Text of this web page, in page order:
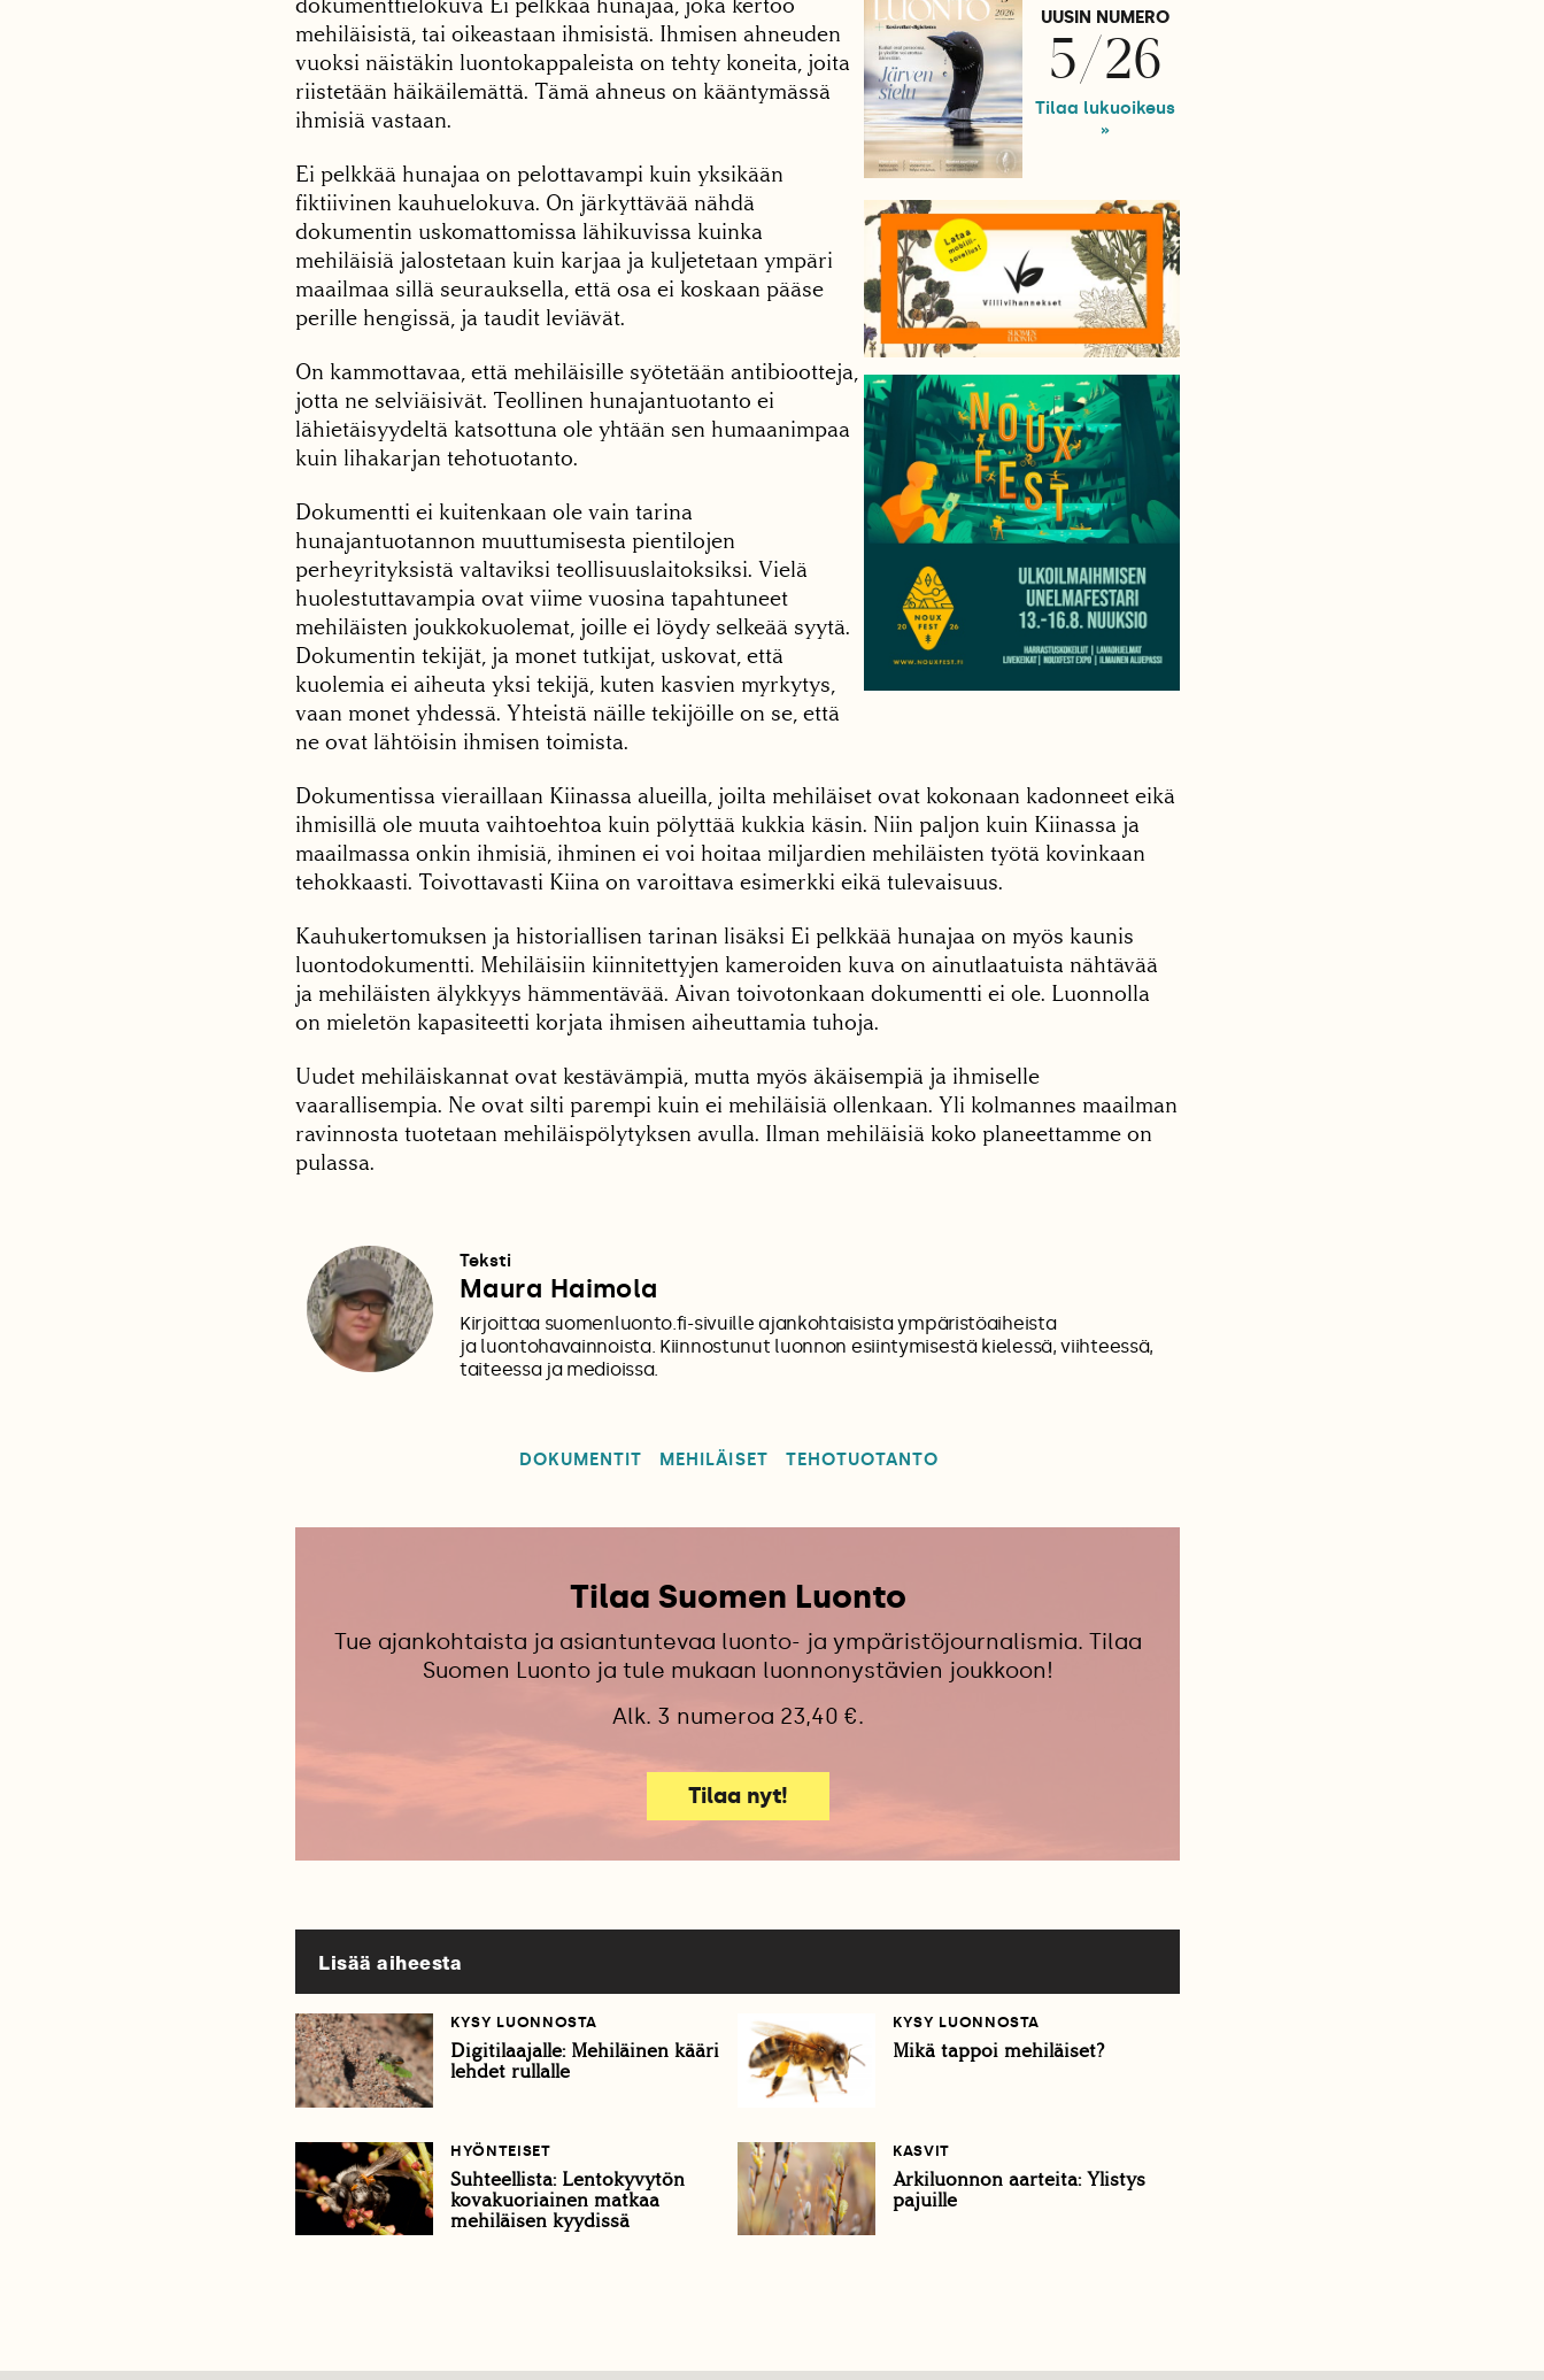
UUSIN NUMERO
5/26
Tilaa lukuoikeus
»
dokumenttielokuva Ei pelkkää hunajaa, joka kertoo
mehiläisistä, tai oikeastaan ihmisistä. Ihmisen ahneuden
vuoksi näistäkin luontokappaleista on tehty koneita, joita
riistetään häikäilemättä. Tämä ahneus on kääntymässä
ihmisiä vastaan.
Ei pelkkää hunajaa on pelottavampi kuin yksikään
fiktiivinen kauhuelokuva. On järkyttävää nähdä
dokumentin uskomattomissa lähikuvissa kuinka
mehiläisiä jalostetaan kuin karjaa ja kuljetetaan ympäri
maailmaa sillä seurauksella, että osa ei koskaan pääse
perille hengissä, ja taudit leviävät.
On kammottavaa, että mehiläisille syötetään antibiootteja,
jotta ne selviäisivät. Teollinen hunajantuotanto ei
lähietäisyydeltä katsottuna ole yhtään sen humaanimpaa
kuin lihakarjan tehotuotanto.
Dokumentti ei kuitenkaan ole vain tarina
hunajantuotannon muuttumisesta pientilojen
perheyrityksistä valtaviksi teollisuuslaitoksiksi. Vielä
huolestuttavampia ovat viime vuosina tapahtuneet
mehiläisten joukkokuolemat, joille ei löydy selkeää syytä.
Dokumentin tekijät, ja monet tutkijat, uskovat, että
kuolemia ei aiheuta yksi tekijä, kuten kasvien myrkytys,
vaan monet yhdessä. Yhteistä näille tekijöille on se, että
ne ovat lähtöisin ihmisen toimista.
Dokumentissa vieraillaan Kiinassa alueilla, joilta mehiläiset ovat kokonaan kadonneet eikä
ihmisillä ole muuta vaihtoehtoa kuin pölyttää kukkia käsin. Niin paljon kuin Kiinassa ja
maailmassa onkin ihmisiä, ihminen ei voi hoitaa miljardien mehiläisten työtä kovinkaan
tehokkaasti. Toivottavasti Kiina on varoittava esimerkki eikä tulevaisuus.
Kauhukertomuksen ja historiallisen tarinan lisäksi Ei pelkkää hunajaa on myös kaunis
luontodokumentti. Mehiläisiin kiinnitettyjen kameroiden kuva on ainutlaatuista nähtävää
ja mehiläisten älykkyys hämmentävää. Aivan toivotonkaan dokumentti ei ole. Luonnolla
on mieletön kapasiteetti korjata ihmisen aiheuttamia tuhoja.
Uudet mehiläiskannat ovat kestävämpiä, mutta myös äkäisempiä ja ihmiselle
vaarallisempia. Ne ovat silti parempi kuin ei mehiläisiä ollenkaan. Yli kolmannes maailman
ravinnosta tuotetaan mehiläispölytyksen avulla. Ilman mehiläisiä koko planeettamme on
pulassa.
Teksti
Maura Haimola
Kirjoittaa suomenluonto.fi-sivuille ajankohtaisista ympäristöaiheista
ja luontohavainnoista. Kiinnostunut luonnon esiintymisestä kielessä, viihteessä,
taiteessa ja medioissa.
DOKUMENTIT MEHILÄISET TEHOTUOTANTO
Tilaa Suomen Luonto
Tue ajankohtaista ja asiantuntevaa luonto- ja ympäristöjournalismia. Tilaa
Suomen Luonto ja tule mukaan luonnonystävien joukkoon!
Alk. 3 numeroa 23,40 €.
Tilaa nyt!
Lisää aiheesta
KYSY LUONNOSTA
Digitilaajalle: Mehiläinen kääri
lehdet rullalle
KYSY LUONNOSTA
Mikä tappoi mehiläiset?
HYÖNTEISET
Suhteellista: Lentokyvytön
kovakuoriainen matkaa
mehiläisen kyydissä
KASVIT
Arkiluonnon aarteita: Ylistys
pajuille